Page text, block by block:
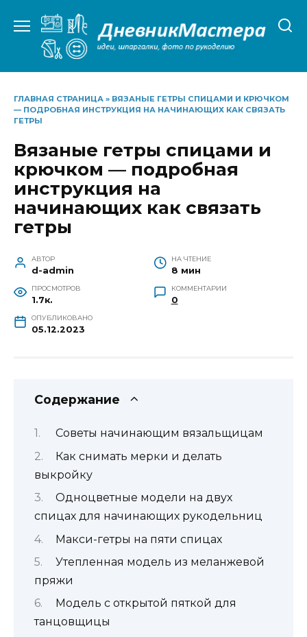
содержанию
ГЛАВНАЯ СТРАНИЦА » ВЯЗАНЫЕ ГЕТРЫ СПИЦАМИ И КРЮЧКОМ
— ПОДРОБНАЯ ИНСТРУКЦИЯ НА НАЧИНАЮЩИХ КАК СВЯЗАТЬ
ГЕТРЫ
Вязаные гетры спицами и
крючком — подробная
инструкция на
начинающих как связать
гетры
АВТОР
d-admin
НА ЧТЕНИЕ
8 мин
ПРОСМОТРОВ
1.7к.
КОММЕНТАРИИ
0
ОПУБЛИКОВАНО
05.12.2023
Содержание
Советы начинающим вязальщицам
Как снимать мерки и делать
выкройку
Одноцветные модели на двух
спицах для начинающих рукодельниц
Макси-гетры на пяти спицах
Утепленная модель из меланжевой
пряжи
Модель с открытой пяткой для
танцовщицы